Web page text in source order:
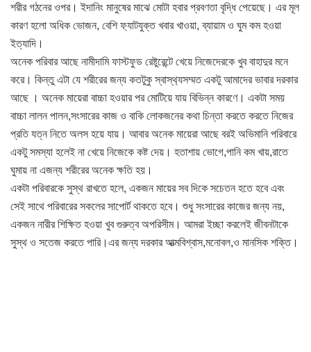
শরীর গঠনের ওপর। ইদানিং মানুষের মাঝে মোটা হবার প্রবণতা বৃদ্ধি পেয়েছে। এর মূল
কারণ হলো অধিক ভোজন, বেশি ফ্যাটযুক্ত খবার খাওয়া, ব্যায়াম ও ঘুম কম হওয়া
ইত্যাদি।
অনেক পরিবার আছে নামীদামি ফাস্টফুড রেষ্টুরেন্টে খেয়ে নিজেদেরকে খুব বাহাদুর মনে
করে। কিন্তু এটা যে শরীরের জন্য কতটুকু স্বাস্থ্যসম্মত একটু আমাদের ভাবার দরকার
আছে । অনেক মায়েরা বাচ্চা হওয়ার পর মোটিয়ে যায় বিভিন্ন কারণে। একটা সময়
বাচ্চা লালন পালন,সংসারের কাজ ও বাকি লোকজনের কথা চিন্তা করতে করতে নিজের
প্রতি যত্ন নিতে অলস হয়ে যায়। আবার অনেক মায়েরা আছে বরই অভিমানি পরিবারে
একটু সমস্যা হলেই না খেয়ে নিজেকে কষ্ট দেয়। হতাশায় ভোগে,পানি কম খায়,রাতে
ঘুমায় না এজন্য শরীরের অনেক ক্ষতি হয়।
একটা পরিবারকে সুস্থ রাখতে হলে, একজন মায়ের সব দিকে সচেতন হতে হবে এবং
সেই সাথে পরিবারের সকলের সাপোর্ট থাকতে হবে। শুধু সংসারের কাজের জন্য নয়,
একজন নারীর শিক্ষিত হওয়া খুব গুরুত্ব অপরিসীম। আমরা ইচ্ছা করলেই জীবনটাকে
সুস্থ ও সতেজ করতে পারি।এর জন্য দরকার আত্মবিশ্বাস,মনোবল,ও মানসিক শক্তি।